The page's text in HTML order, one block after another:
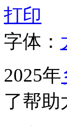
打印
字体：
2025年
了帮助